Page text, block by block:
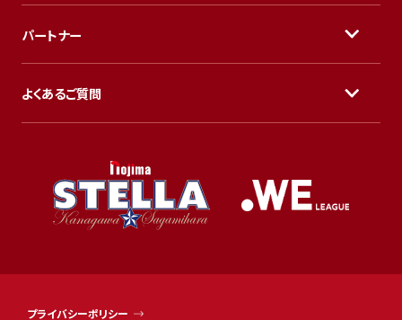
パートナー
よくあるご質問
プライバシーポリシー